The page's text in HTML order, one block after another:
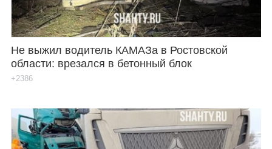
Не выжил водитель КАМАЗа в Ростовской
области: врезался в бетонный блок
+2386